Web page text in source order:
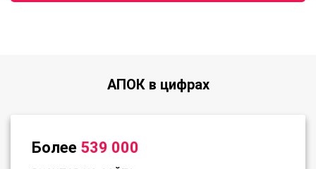
АПОК в цифрах
Более 539 000